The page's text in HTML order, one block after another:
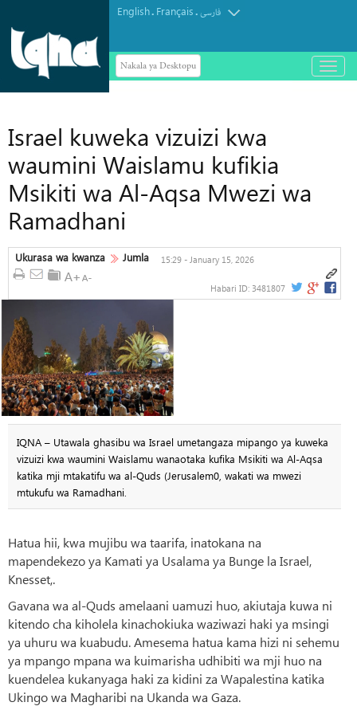
English. Français.فارسی
Nakala ya Desktopu
باز
و
Israel kuweka vizuizi kwa
waumini Waislamu kufikia
Msikiti wa Al-Aqsa Mwezi wa
Ramadhani
Ukurasa wa kwanza Jumla 15:29 - January 15, 2026
Habari ID: 3481807
IQNA – Utawala ghasibu wa Israel umetangaza mipango ya kuweka
vizuizi kwa waumini Waislamu wanaotaka kufika Msikiti wa Al-Aqsa
katika mji mtakatifu wa al-Quds (Jerusalem0, wakati wa mwezi
mtukufu wa Ramadhani.
Hatua hii, kwa mujibu wa taarifa, inatokana na
mapendekezo ya Kamati ya Usalama ya Bunge la Israel,
Knesset,.
Gavana wa al-Quds amelaani uamuzi huo, akiutaja kuwa ni
kitendo cha kiholela kinachokiuka waziwazi haki ya msingi
ya uhuru wa kuabudu. Amesema hatua kama hizi ni sehemu
ya mpango mpana wa kuimarisha udhibiti wa mji huo na
kuendelea kukanyaga haki za kidini za Wapalestina katika
Ukingo wa Magharibi na Ukanda wa Gaza.